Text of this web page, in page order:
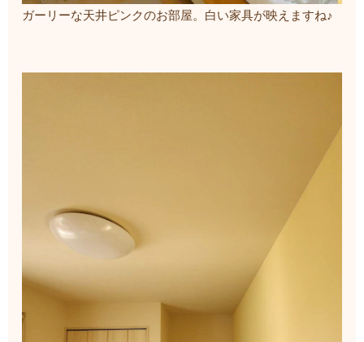
ガーリーな天井ピンクのお部屋。白い家具が映えますね♪